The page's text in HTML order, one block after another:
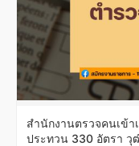
สำนักงานตรวจคนเข้
ประทวน 330 อัตรา